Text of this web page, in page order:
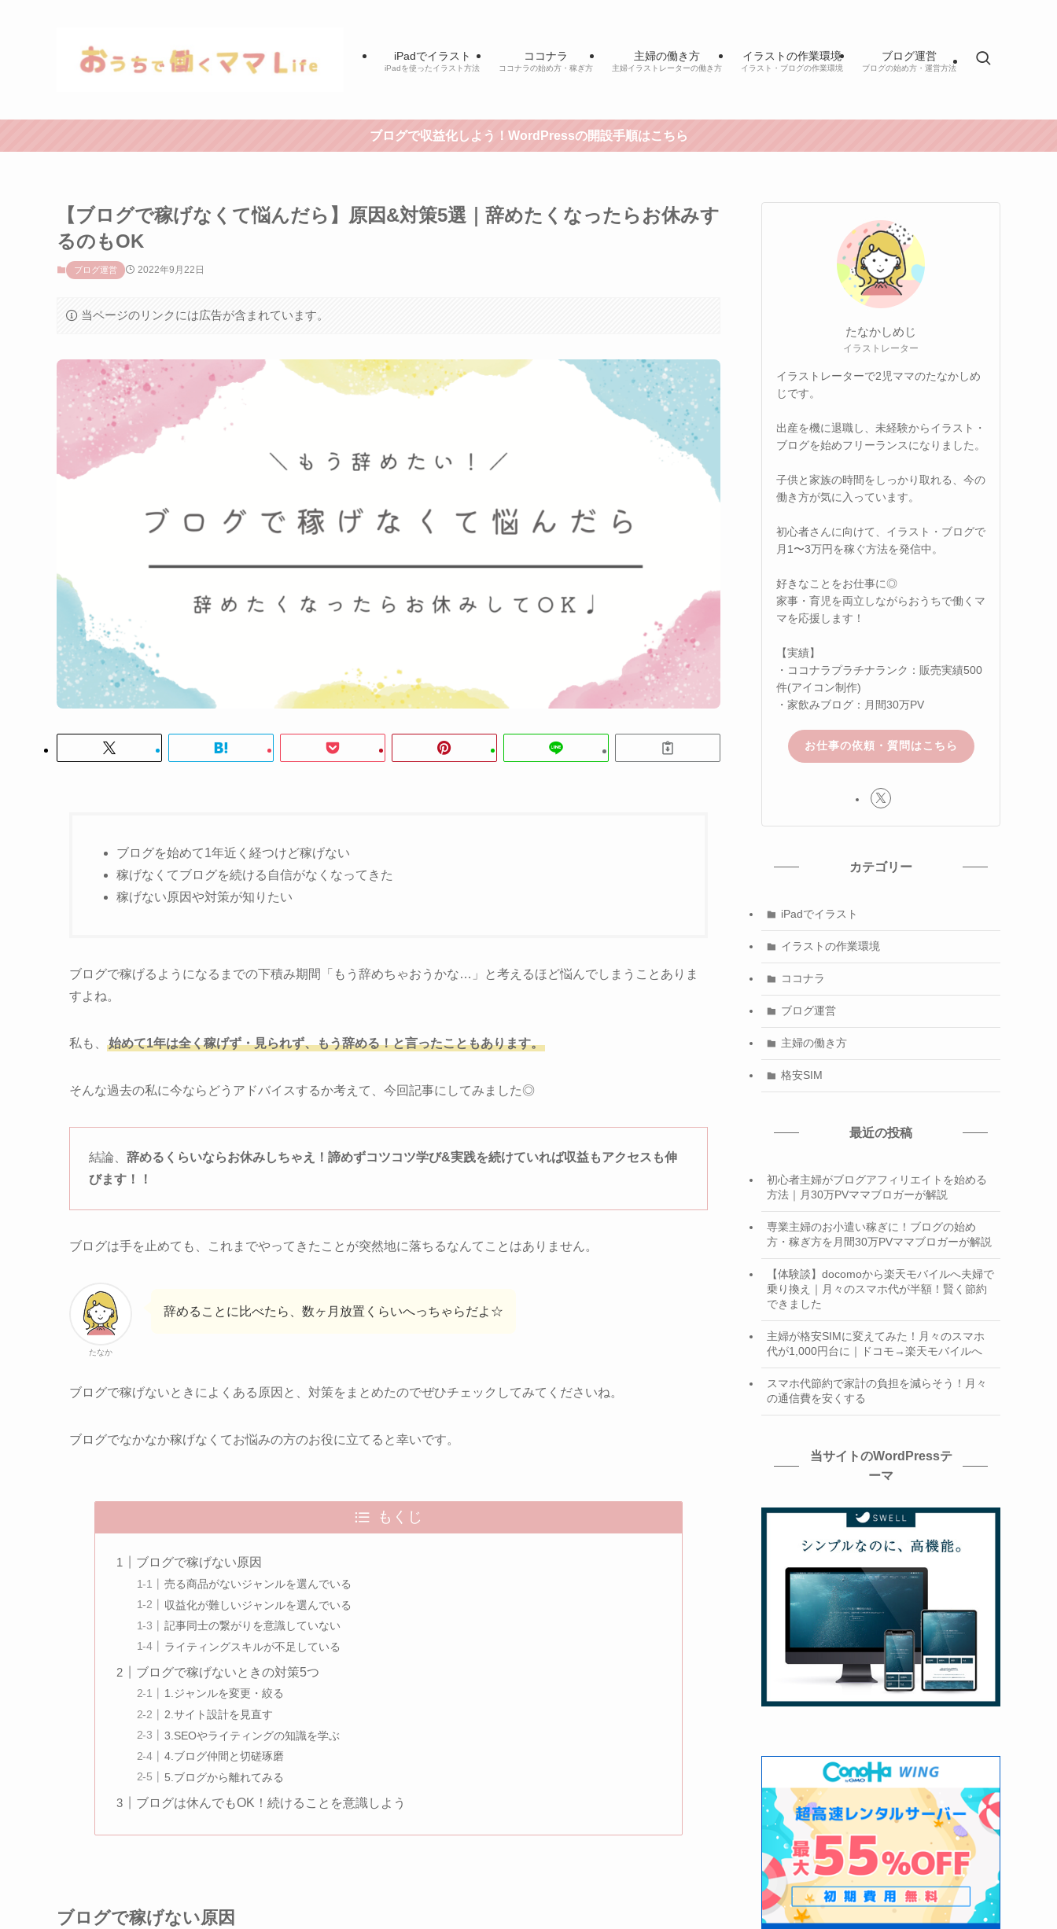
iPadでイラスト
iPadを使ったイラスト方法
ココナラ
ココナラの始め方・稼ぎ方
主婦の働き方
主婦イラストレーターの働き方
イラストの作業環境
イラスト・ブログの作業環境
ブログ運営
ブログの始め方・運営方法
ブログで収益化しよう！WordPressの開設手順はこちら
【ブログで稼げなくて悩んだら】原因&対策5選｜辞めたくなったらお休みす
るのもOK
ブログ運営 2022年9月22日
当ページのリンクには広告が含まれています。
ブログを始めて1年近く経つけど稼げない
稼げなくてブログを続ける自信がなくなってきた
稼げない原因や対策が知りたい
ブログで稼げるようになるまでの下積み期間「もう辞めちゃおうかな…」と考えるほど悩んでしまうことありま
すよね。
私も、 始めて1年は全く稼げず・見られず、もう辞める！と言ったこともあります。
そんな過去の私に今ならどうアドバイスするか考えて、今回記事にしてみました◎
結論、 辞めるくらいならお休みしちゃえ！諦めずコツコツ学び&実践を続けていれば収益もアクセスも伸
びます！！
ブログは手を止めても、これまでやってきたことが突然地に落ちるなんてことはありません。
たなか
辞めることに比べたら、数ヶ月放置くらいへっちゃらだよ☆
ブログで稼げないときによくある原因と、対策をまとめたのでぜひチェックしてみてくださいね。
ブログでなかなか稼げなくてお悩みの方のお役に立てると幸いです。
もくじ
ブログで稼げない原因
売る商品がないジャンルを選んでいる
収益化が難しいジャンルを選んでいる
記事同士の繋がりを意識していない
ライティングスキルが不足している
ブログで稼げないときの対策5つ
1.ジャンルを変更・絞る
2.サイト設計を見直す
3.SEOやライティングの知識を学ぶ
4.ブログ仲間と切磋琢磨
5.ブログから離れてみる
ブログは休んでもOK！続けることを意識しよう
ブログで稼げない原因
たなかしめじ
イラストレーター
イラストレーターで2児ママのたなかしめ
じです。
出産を機に退職し、未経験からイラスト・
ブログを始めフリーランスになりました。
子供と家族の時間をしっかり取れる、今の
働き方が気に入っています。
初心者さんに向けて、イラスト・ブログで
月1〜3万円を稼ぐ方法を発信中。
好きなことをお仕事に◎
家事・育児を両立しながらおうちで働くマ
マを応援します！
【実績】
・ココナラプラチナランク：販売実績500
件(アイコン制作)
・家飲みブログ：月間30万PV
お仕事の依頼・質問はこちら
カテゴリー
iPadでイラスト
イラストの作業環境
ココナラ
ブログ運営
主婦の働き方
格安SIM
最近の投稿
初心者主婦がブログアフィリエイトを始める
方法｜月30万PVママブロガーが解説
専業主婦のお小遣い稼ぎに！ブログの始め
方・稼ぎ方を月間30万PVママブロガーが解説
【体験談】docomoから楽天モバイルへ夫婦で
乗り換え｜月々のスマホ代が半額！賢く節約
できました
主婦が格安SIMに変えてみた！月々のスマホ
代が1,000円台に｜ドコモ→楽天モバイルへ
スマホ代節約で家計の負担を減らそう！月々
の通信費を安くする
当サイトのWordPressテ
ーマ